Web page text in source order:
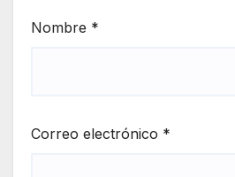
Nombre *
Correo electrónico *